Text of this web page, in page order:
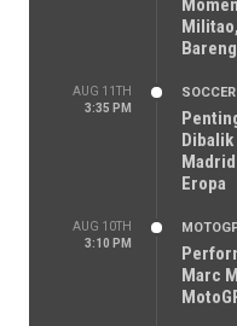
AUG 11TH
3:35 PM
SOCCER
Dibalik
Eropa
AUG 10TH
3:10 PM
Marc